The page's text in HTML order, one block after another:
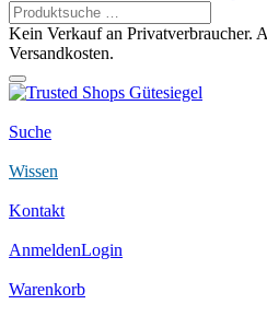
Kein Verkauf an Privatverbraucher.
Versandkosten.
Suche
Wissen
Kontakt
AnmeldenLogin
Warenkorb